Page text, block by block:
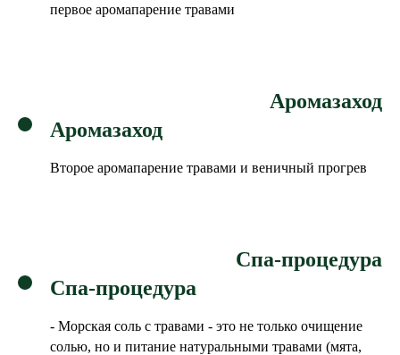
первое аромапарение травами
Аромазаход
Аромазаход
Второе аромапарение травами и веничный прогрев
Спа-процедура
Спа-процедура
- Морская соль с травами - это не только очищение
солью, но и питание натуральными травами (мята,